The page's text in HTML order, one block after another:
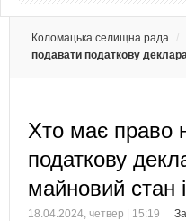
Коломацька селищна рада
подавати податкову
Хто має право
податкову
майновий стан
18.04.2024, четвер | 15:19